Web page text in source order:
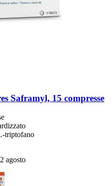
Saframyl, 15 compresse
triptofano
agosto